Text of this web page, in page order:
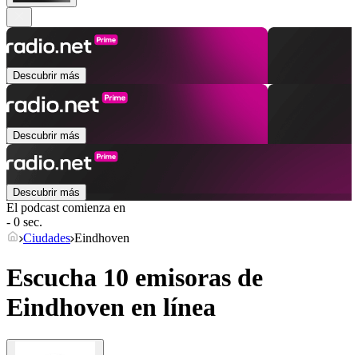
Descubrir más
Descubrir más
Descubrir más
El podcast comienza en
- 0 sec.
Ciudades Eindhoven
Escucha 10 emisoras de
Eindhoven en línea